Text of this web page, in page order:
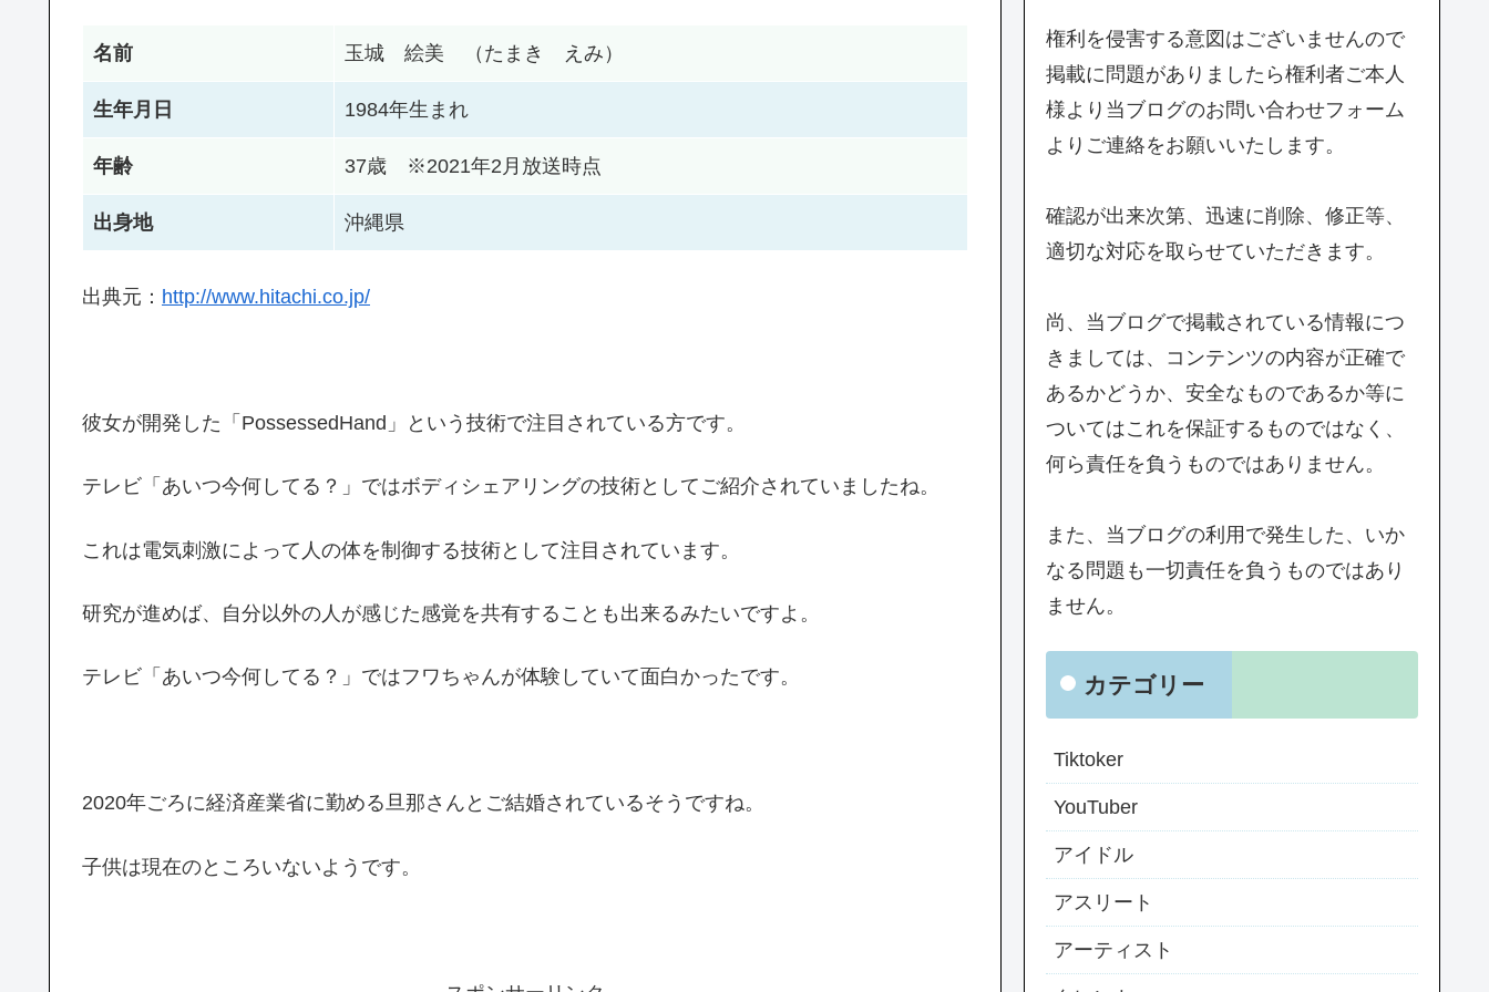
名前 玉城 絵美 （たまき えみ）
生年月日 1984年生まれ
年齢 37歳 ※2021年2月放送時点
出身地 沖縄県
出典元： http://www.hitachi.co.jp/
彼女が開発した「PossessedHand」という技術で注目されている方です。
テレビ「あいつ今何してる？」ではボディシェアリングの技術としてご紹介されていましたね。
これは電気刺激によって人の体を制御する技術として注目されています。
研究が進めば、自分以外の人が感じた感覚を共有することも出来るみたいですよ。
テレビ「あいつ今何してる？」ではフワちゃんが体験していて面白かったです。
2020年ごろに経済産業省に勤める旦那さんとご結婚されているそうですね。
子供は現在のところいないようです。
権利を侵害する意図はございませんので
掲載に問題がありましたら権利者ご本人
様より当ブログのお問い合わせフォーム
よりご連絡をお願いいたします。
確認が出来次第、迅速に削除、修正等、
適切な対応を取らせていただきます。
尚、当ブログで掲載されている情報につ
きましては、コンテンツの内容が正確で
あるかどうか、安全なものであるか等に
ついてはこれを保証するものではなく、
何ら責任を負うものではありません。
また、当ブログの利用で発生した、いか
なる問題も一切責任を負うものではあり
ません。
カテゴリー
Tiktoker
YouTuber
アイドル
アスリート
アーティスト